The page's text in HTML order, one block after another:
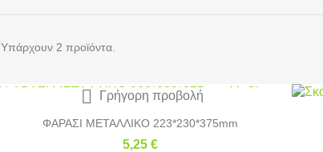
Υπάρχουν 2 προϊόντα.
ΦΑΡΑΣΙ ΜΕΤΑΛΛΙΚΟ 223*230*375mm
5,25 €
 Γρήγορη προβολή